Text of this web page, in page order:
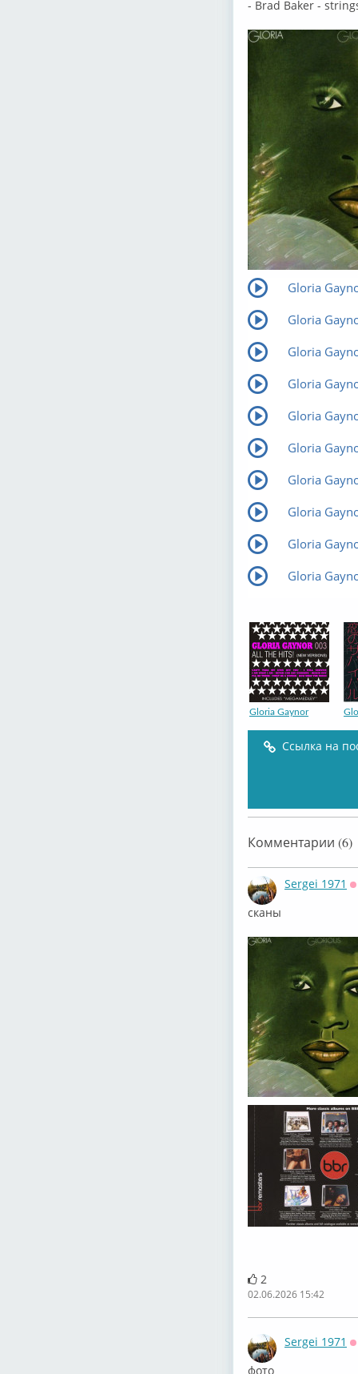
- Brad Baker -
Gloria
Gloria
Gloria
Gloria
Gloria
Gloria
Gloria
Gloria
Gloria
Gloria
Gloria Gaynоr
Ссылка на
Комментарии (6)
Sergei 1971
сканы
2
02.06.2026 15:42
Sergei 1971
фото